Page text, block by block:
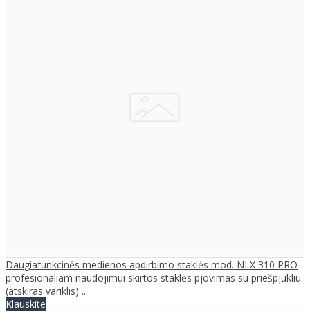
Daugiafunkcinės medienos apdirbimo staklės mod. NLX 310 PRO
profesionaliam naudojimui skirtos staklės pjovimas su priešpjūkliu
(atskiras variklis) ..
Klauskite